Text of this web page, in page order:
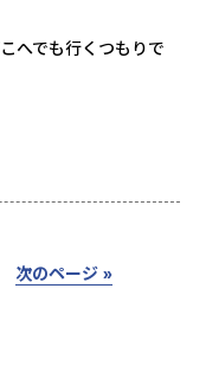
へでも行くつもりで
次のページ »